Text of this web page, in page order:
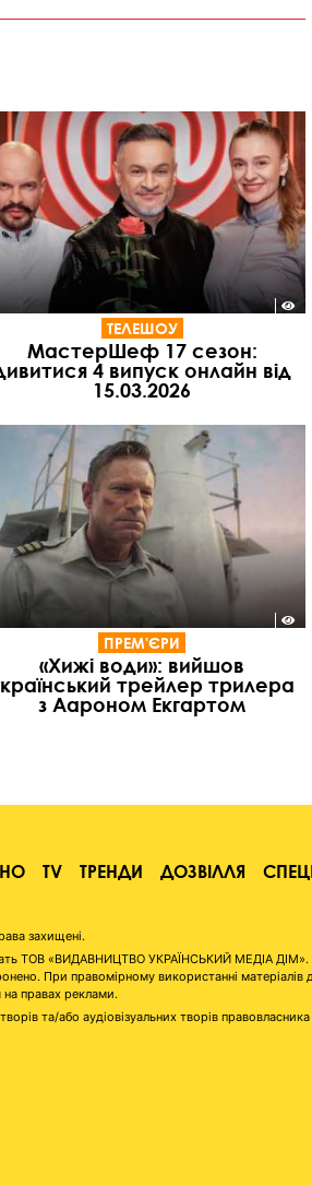
ТЕЛЕШОУ
МастерШеф 17 сезон:
4 випуск онлайн від
15.03.2026
ПРЕМ'ЄРИ
«Хижі води»: вийшов
трейлер трилера
з Аароном Екгартом
TV ТРЕНДИ ДОЗВІЛЛЯ
захищені.
ТОВ «ВИДАВНИЦТВО УКРАЇНСЬКИЙ МЕДІА ДІМ».
При правомірному використанні матеріалів
на правах реклами.
та/або аудіовізуальних творів